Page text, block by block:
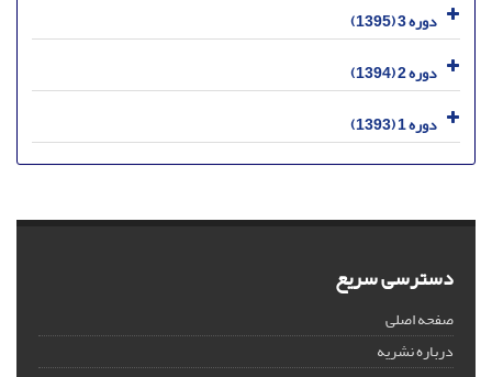
دوره 3 (1395)
دوره 2 (1394)
دوره 1 (1393)
دسترسی سریع
صفحه اصلی
درباره نشریه